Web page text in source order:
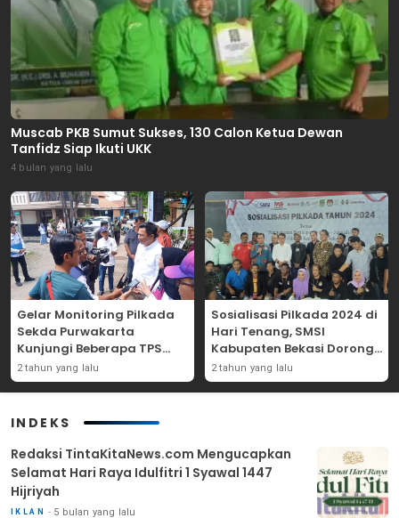
Muscab PKB Sumut Sukses, 130 Calon Ketua Dewan
Tanfidz Siap Ikuti UKK
4 bulan yang lalu
Gelar Monitoring Pilkada
Sekda Purwakarta
Kunjungi Beberapa TPS
Yang Ada Di Purwakarta
2 tahun yang lalu
Sosialisasi Pilkada 2024 di
Hari Tenang, SMSI
Kabupaten Bekasi Dorong
Angka Partisipasi
Masyarakat
2 tahun yang lalu
INDEKS
Redaksi TintaKitaNews.com Mengucapkan
Selamat Hari Raya Idulfitri 1 Syawal 1447
Hijriyah
IKLAN 5 bulan yang lalu